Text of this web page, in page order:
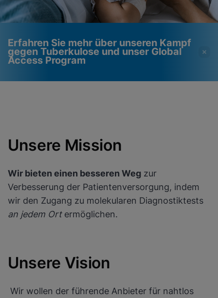
Erfahren Sie mehr über unseren Kampf
gegen Tuberkulose und unser Global
Access Program
Bitte beachten Sie:
funktionaler Cookies aktualisiert diese
Einstellungen für alle Cookies
Datenschutzrichtlinie anzeigen
Funktionale Cookies aktivieren
Unsere Mission
Wir bieten einen besseren Weg zur
Verbesserung der Patientenversorgung, indem
wir den Zugang zu molekularen Diagnostiktests
an jedem Ortermöglichen.
Unsere Vision
Wir wollen der führende Anbieter für nahtlos